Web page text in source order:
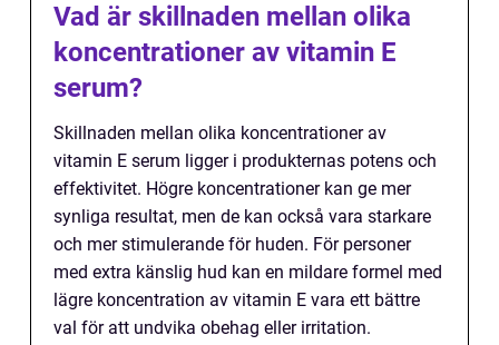
Vad är skillnaden mellan olika
koncentrationer av vitamin E
serum?
Skillnaden mellan olika koncentrationer av
vitamin E serum ligger i produkternas potens och
effektivitet. Högre koncentrationer kan ge mer
synliga resultat, men de kan också vara starkare
och mer stimulerande för huden. För personer
med extra känslig hud kan en mildare formel med
lägre koncentration av vitamin E vara ett bättre
val för att undvika obehag eller irritation.